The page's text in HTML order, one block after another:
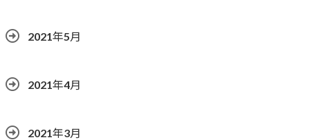
2021年5月
2021年4月
2021年3月